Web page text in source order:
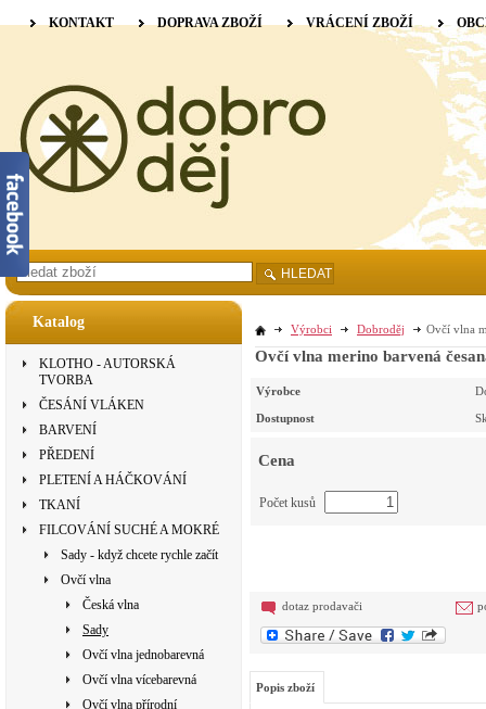
Katalog
KLOTHO - AUTORSKÁ
TVORBA
ČESÁNÍ VLÁKEN
BARVENÍ
PŘEDENÍ
PLETENÍ A HÁČKOVÁNÍ
TKANÍ
FILCOVÁNÍ SUCHÉ A MOKRÉ
Sady - když chcete rychle začít
Ovčí vlna
Česká vlna
Sady
Ovčí vlna jednobarevná
Ovčí vlna vícebarevná
Ovčí vlna přírodní
Výrobci Dobroděj Ovčí vlna
Ovčí vlna merino barvená
Výrobce
Dostupnost
Cena
Počet kusů
dotaz prodavači
Popis zboží
KONTAKT DOPRAVA ZBOŽÍ VRÁCENÍ ZBOŽÍ
HLEDAT